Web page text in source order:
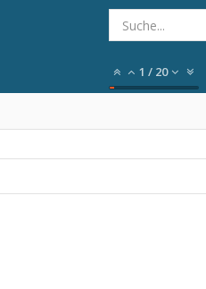
1 / 20